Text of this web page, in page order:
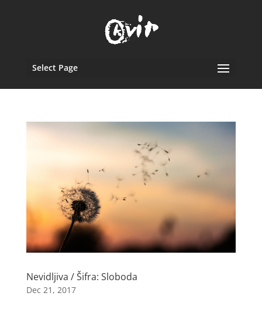
Select Page
Nevidljiva / Šifra: Sloboda
Dec 21, 2017